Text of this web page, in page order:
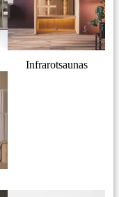
Infrarotsaunas